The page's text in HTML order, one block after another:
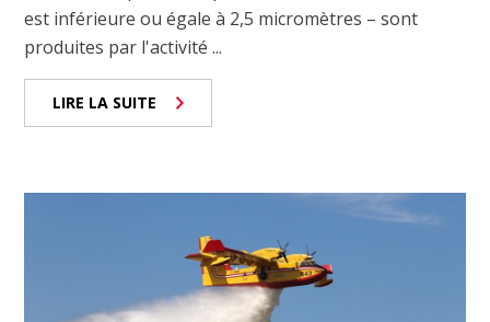
est inférieure ou égale à 2,5 micromètres – sont
produites par l'activité ...
LIRE LA SUITE